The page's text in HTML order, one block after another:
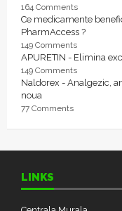
164 Comments
Ce medicamente
PharmAccess ?
149 Comments
APURETIN - Elimina
149 Comments
Naldorex - Analgezic,
noua
77 Comments
LINKS